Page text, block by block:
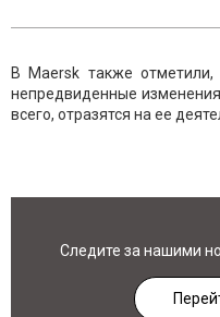
В Maersk также
непредвиденные
всего, отразятся на ее
Следите за нашими